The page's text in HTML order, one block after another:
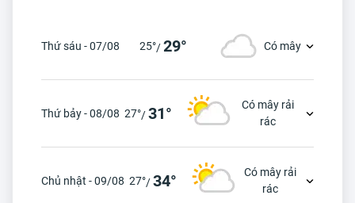
Thứ sáu - 07/08 25°/29° Có mây
Thứ bảy - 08/08 27°/31°
Có mây rải
rác
Chủ nhật - 09/08 27°/34°
Có mây rải
rác